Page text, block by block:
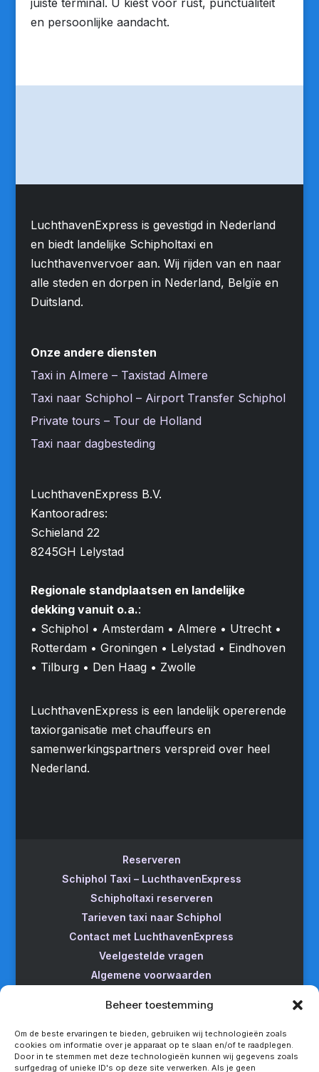
Beheer toestemming
Om de beste ervaringen te bieden, gebruiken wij technologieën zoals
cookies om informatie over je apparaat op te slaan en/of te raadplegen.
Door in te stemmen met deze technologieën kunnen wij gegevens zoals
surfgedrag of unieke ID's op deze site verwerken. Als je geen
juiste terminal. U kiest voor rust, punctualiteit
en persoonlijke aandacht.
LuchthavenExpress is gevestigd in Nederland
en biedt landelijke Schipholtaxi en
luchthavenvervoer aan. Wij rijden van en naar
alle steden en dorpen in Nederland, Belgïe en
Duitsland.
Onze andere diensten
Taxi in Almere – Taxistad Almere
Taxi naar Schiphol – Airport Transfer Schiphol
Private tours – Tour de Holland
Taxi naar dagbesteding
LuchthavenExpress B.V.
Kantooradres:
Schieland 22
8245GH Lelystad
Regionale standplaatsen en landelijke
dekking vanuit o.a.:
• Schiphol • Amsterdam • Almere • Utrecht •
Rotterdam • Groningen • Lelystad • Eindhoven
• Tilburg • Den Haag • Zwolle
LuchthavenExpress is een landelijk opererende
taxiorganisatie met chauffeurs en
samenwerkingspartners verspreid over heel
Nederland.
Reserveren
Schiphol Taxi – LuchthavenExpress
Schipholtaxi reserveren
Tarieven taxi naar Schiphol
Contact met LuchthavenExpress
Veelgestelde vragen
Algemene voorwaarden
Taxi van Almere naar Schiphol
Taxi Amsterdam naar Schiphol